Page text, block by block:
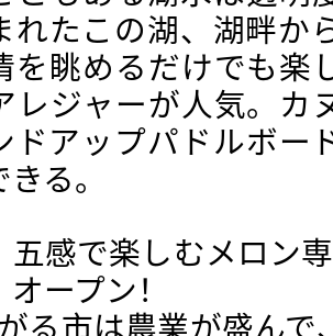
れたこの湖、湖畔か
を眺めるだけでも楽
レジャーが人気。カ
ドアップパドルボー
る。
五感で楽しむメロン
ープン！
る市は農業が盛んで